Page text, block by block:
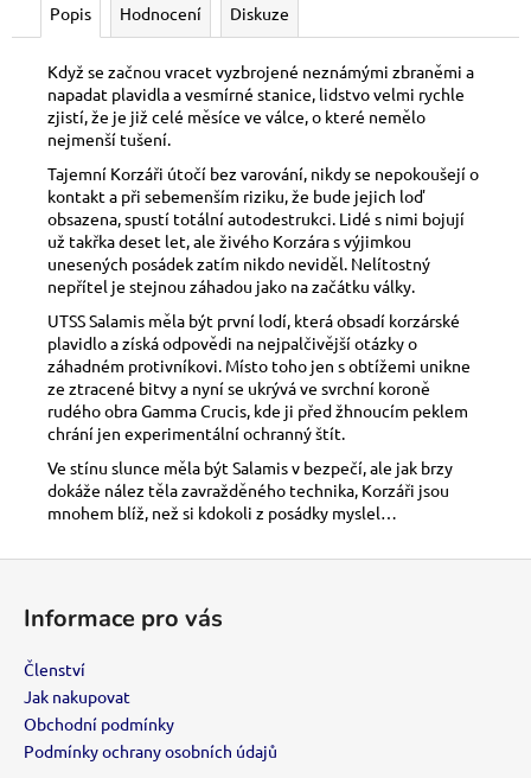
Popis Hodnocení Diskuze
Když se začnou vracet vyzbrojené neznámými zbraněmi a
napadat plavidla a vesmírné stanice, lidstvo velmi rychle
zjistí, že je již celé měsíce ve válce, o které nemělo
nejmenší tušení.
Tajemní Korzáři útočí bez varování, nikdy se nepokoušejí o
kontakt a při sebemenším riziku, že bude jejich loď
obsazena, spustí totální autodestrukci. Lidé s nimi bojují
už takřka deset let, ale živého Korzára s výjimkou
unesených posádek zatím nikdo neviděl. Nelítostný
nepřítel je stejnou záhadou jako na začátku války.
UTSS Salamis měla být první lodí, která obsadí korzárské
plavidlo a získá odpovědi na nejpalčivější otázky o
záhadném protivníkovi. Místo toho jen s obtížemi unikne
ze ztracené bitvy a nyní se ukrývá ve svrchní koroně
rudého obra Gamma Crucis, kde ji před žhnoucím peklem
chrání jen experimentální ochranný štít.
Ve stínu slunce měla být Salamis v bezpečí, ale jak brzy
dokáže nález těla zavražděného technika, Korzáři jsou
mnohem blíž, než si kdokoli z posádky myslel…
e
DOSPĚLÉ
ČLENSTVÍ
Informace pro vás
Členství
Jak nakupovat
Obchodní podmínky
Podmínky ochrany osobních údajů